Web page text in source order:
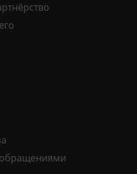
обращениями